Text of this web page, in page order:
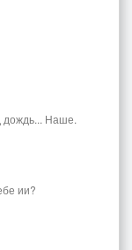
дождь... Наше.
ии?